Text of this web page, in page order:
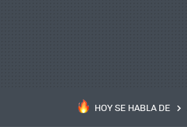
HOY SE HABLA DE